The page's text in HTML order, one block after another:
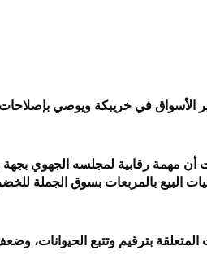
الأسواق في خريبكة ويوصي
أن مهمة رقابية لمجلسه الجهوي
البيع بالمربعات بسوق الجملة
المتعلقة بترقيم وتتبع